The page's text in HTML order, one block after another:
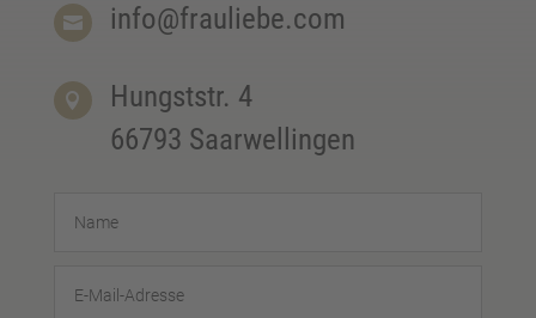
 info@frauliebe.com

Hungststr. 4
66793 Saarwellingen